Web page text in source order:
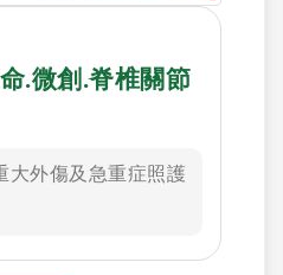
.微創.脊椎關節
大外傷及急重症照護